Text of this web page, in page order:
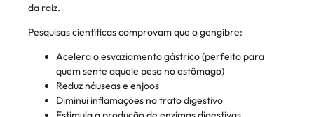
da raiz.
Pesquisas científicas comprovam que o gengibre:
Acelera o esvaziamento gástrico (perfeito para
quem sente aquele peso no estômago)
Reduz náuseas e enjoos
Diminui inflamações no trato digestivo